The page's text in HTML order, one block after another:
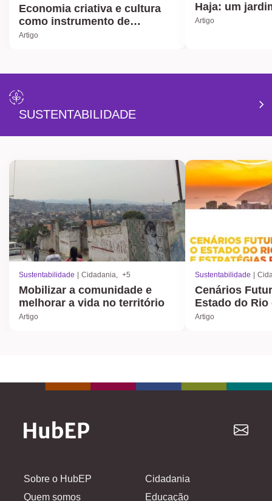
Economia criativa e cultura
como instrumento de
transformação
Artigo
Haja: um
Artigo
SUSTENTABILIDADE
Sustentabilidade Cidadania +5
Mobilizar a comunidade e
melhorar a vida no território
Artigo
Sustentabilidade
Cenários
Estado do Rio
Artigo
Sobre o HubEP
Quem somos
Cidadania
Educação